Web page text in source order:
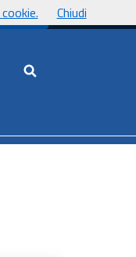
Cerca nel sito
Chiudi